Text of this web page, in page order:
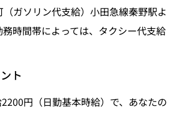
（ガソリン代支給）小田急線秦野駅よ
時間帯によっては、タクシー代支給
ト
円（日勤基本時給）で、あなたの